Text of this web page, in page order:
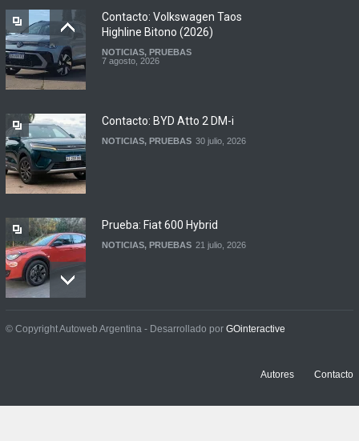
7 agosto, 2026
Argentina y Ecuador
Contacto: Volkswagen Taos
Highline Bitono (2026)
NOTICIAS, PRUEBAS
7 agosto, 2026
Contacto: BYD Atto 2 DM-i
NOTICIAS, PRUEBAS 30 julio, 2026
Prueba: Fiat 600 Hybrid
NOTICIAS, PRUEBAS 21 julio, 2026
Prueba: BYD Song Pro GS
© Copyright Autoweb Argentina - Desarrollado por GOinteractive
Autores Contacto